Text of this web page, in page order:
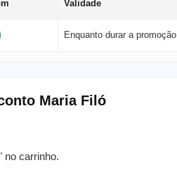
Validade
Enquanto durar a promoção
Maria Filó
no carrinho.